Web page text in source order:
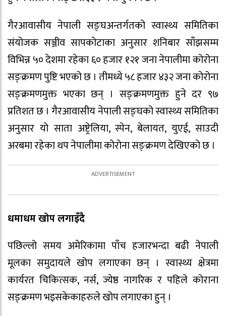
गैरआवासीय नेपाली सङ्घअन्तर्गतको स्वास्थ्य समितिका
संयोजक सञ्जीव सापकोटाका अनुसार शनिबार साँझसम्म
विभिन्न ५० देशमा रहेका ६० हजार १२१ जना नेपालीमा कोरोना
सङ्क्रमण पुष्टि भएको छ । तीमध्ये ५८ हजार ४३२ जना कोरोना
सङ्क्रमणमुक्त भएका छन् । सङ्क्रमणमुक्त हुने दर ९७
प्रतिशत छ । गैरआवासीय नेपाली सङ्घको स्वास्थ्य समितिका
अनुसार यो साता अष्ट्रेलिया, स्पेन, बेलायत, युएई, साउदी
अरबमा रहेका थप नेपालीमा कोरोना सङ्क्रमण देखिएको छ ।
धमाधम खोप लगाइँदै
पछिल्लो समय अमेरिकामा पाँच हजारभन्दा बढी नेपाली
मूलका समुदायले खोप लगाएका छन् । स्वास्थ्य क्षेत्रमा
कार्यरत चिकित्सक, नर्स, ज्येष्ठ नागरिक र पहिले कोराना
सङ्क्रमण भइसकेकाहरुले खोप लगाएका हुन् ।